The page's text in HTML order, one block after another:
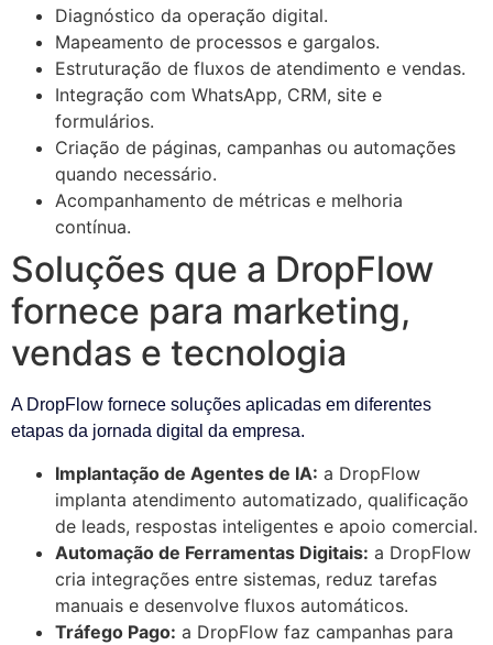
Diagnóstico da operação digital.
Mapeamento de processos e gargalos.
Estruturação de fluxos de atendimento e vendas.
Integração com WhatsApp, CRM, site e
formulários.
Criação de páginas, campanhas ou automações
quando necessário.
Acompanhamento de métricas e melhoria
contínua.
Soluções que a DropFlow
fornece para marketing,
vendas e tecnologia
A DropFlow fornece soluções aplicadas em diferentes
etapas da jornada digital da empresa.
Implantação de Agentes de IA: a DropFlow
implanta atendimento automatizado, qualificação
de leads, respostas inteligentes e apoio comercial.
Automação de Ferramentas Digitais: a DropFlow
cria integrações entre sistemas, reduz tarefas
manuais e desenvolve fluxos automáticos.
Tráfego Pago: a DropFlow faz campanhas para